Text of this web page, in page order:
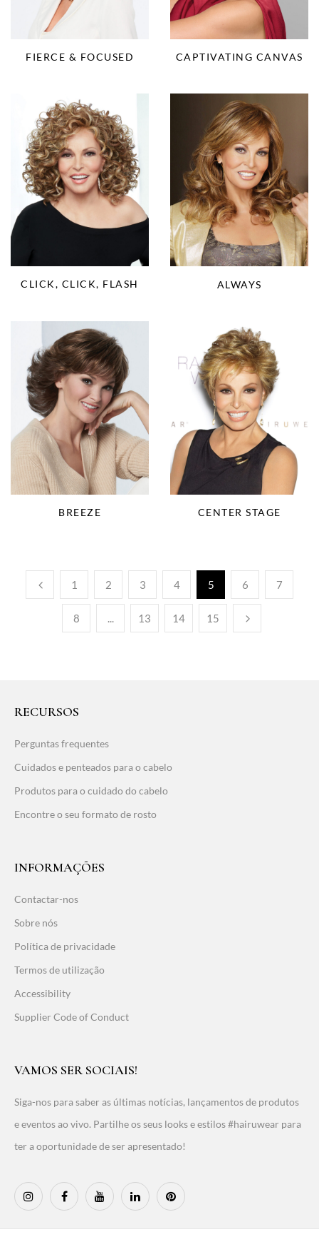
FIERCE & FOCUSED CAPTIVATING CANVAS
CLICK, CLICK, FLASH ALWAYS
BREEZE CENTER STAGE
1 2 3 4 5 6 7
8 13 14 15
RECURSOS
Perguntas frequentes
Cuidados e penteados para o cabelo
Produtos para o cuidado do cabelo
Encontre o seu formato de rosto
INFORMAÇÕES
Contactar-nos
Sobre nós
Política de privacidade
Termos de utilização
Accessibility
Supplier Code of Conduct
VAMOS SER SOCIAIS!
Siga-nos para saber as últimas notícias, lançamentos de produtos
e eventos ao vivo. Partilhe os seus looks e estilos #hairuwear para
ter a oportunidade de ser apresentado!